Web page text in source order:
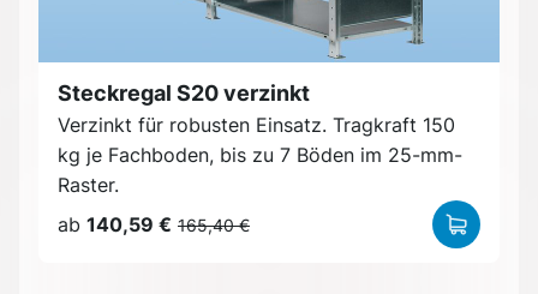
Steckregal S20 verzinkt
Verzinkt für robusten Einsatz. Tragkraft 150
kg je Fachboden, bis zu 7 Böden im 25-mm-
Raster.
ab 140,59 € 165,40 €